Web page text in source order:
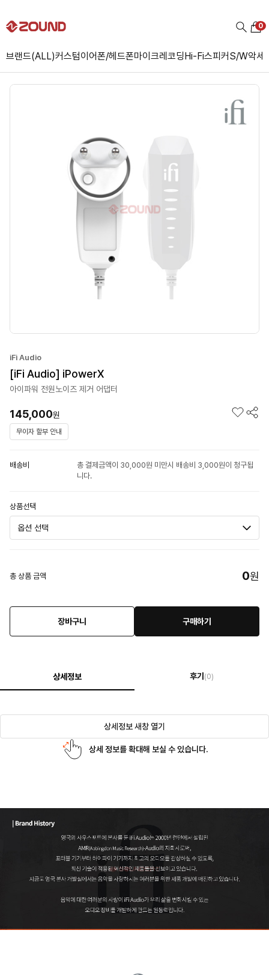
브랜드(ALL)커스텀이어폰/헤드폰마이크레코딩Hi-Fi스피커S/W악세
0
iFi Audio
[iFi Audio] iPowerX
아이파워 전원노이즈 제거 어댑터
145,000원
무이자 할부 안내
배송비
총 결제금액이 30,000원 미만시 배송비 3,000원이 청구됩
니다.
상품선택
총 상품 금액 0원
장바구니 구매하기
상세정보 후기 (0)
상세정보 새창 열기
상세 정보를 확대해 보실 수 있습니다.